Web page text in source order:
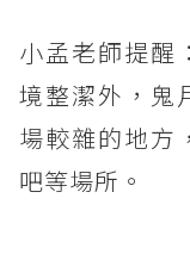
小孟老師提醒
境整潔外，鬼
場較雜的地方
吧等場所。